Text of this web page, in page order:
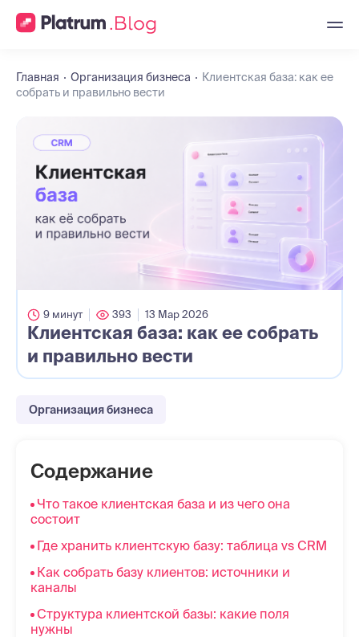
Главная Организация бизнеса
Клиентская база: как ее
собрать и правильно вести
Клиентская база: как ее собрать
и правильно вести
9 минут 393 13 Мар 2026
Организация бизнеса
Содержание
Что такое клиентская база и из чего она
состоит
Где хранить клиентскую базу: таблица vs CRM
Как собрать базу клиентов: источники и
каналы
Структура клиентской базы: какие поля
нужны